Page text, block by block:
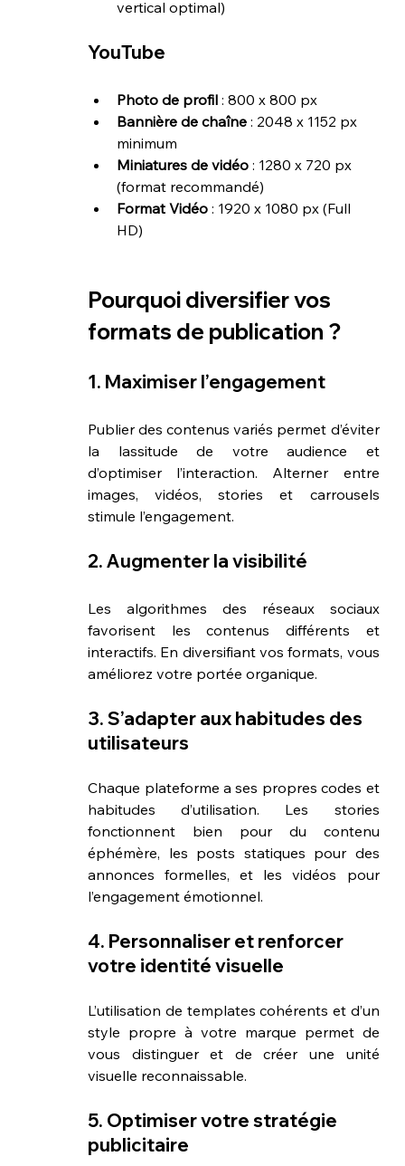
vertical optimal)
YouTube
Photo de profil : 800 x 800 px
Bannière de chaîne : 2048 x 1152 px
minimum
Miniatures de vidéo : 1280 x 720 px
(format recommandé)
Format Vidéo : 1920 x 1080 px (Full
HD)
Pourquoi diversifier vos
formats de publication ?
1. Maximiser l’engagement
Publier des contenus variés permet d’éviter
la lassitude de votre audience et
d’optimiser l’interaction. Alterner entre
images, vidéos, stories et carrousels
stimule l’engagement.
2. Augmenter la visibilité
Les algorithmes des réseaux sociaux
favorisent les contenus différents et
interactifs. En diversifiant vos formats, vous
améliorez votre portée organique.
3. S’adapter aux habitudes des
utilisateurs
Chaque plateforme a ses propres codes et
habitudes d’utilisation. Les stories
fonctionnent bien pour du contenu
éphémère, les posts statiques pour des
annonces formelles, et les vidéos pour
l’engagement émotionnel.
4. Personnaliser et renforcer
votre identité visuelle
L’utilisation de templates cohérents et d’un
style propre à votre marque permet de
vous distinguer et de créer une unité
visuelle reconnaissable.
5. Optimiser votre stratégie
publicitaire